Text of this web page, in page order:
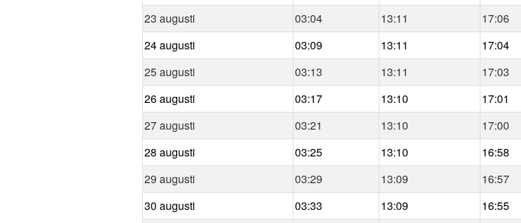
23 augusti
03:04 13:11 17:06
24 augusti
03:09 13:11 17:04
25 augusti
03:13 13:11 17:03
26 augusti
03:17 13:10 17:01
27 augusti
03:21 13:10 17:00
28 augusti
03:25 13:10 16:58
29 augusti
03:29 13:09 16:57
30 augusti
03:33 13:09 16:55